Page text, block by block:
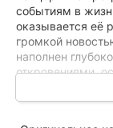
событиям в
оказывается её
громкой
наполнен
откровениями,
артистки после